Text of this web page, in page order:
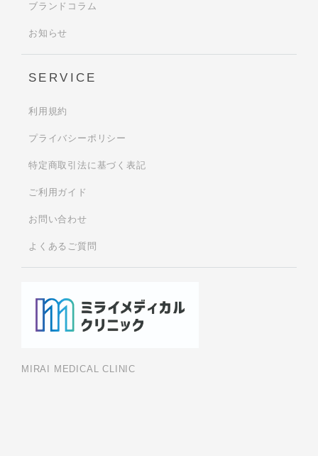
MIRAI MEDICAL CLINIC
ブランドコラム
お知らせ
SERVICE
利用規約
プライバシーポリシー
特定商取引法に基づく表記
ご利用ガイド
お問い合わせ
よくあるご質問